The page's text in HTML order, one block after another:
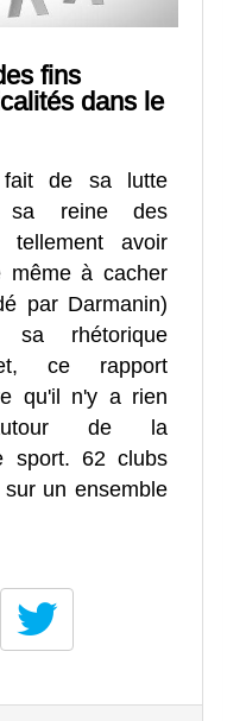
fins
dans le
fait de sa lutte
sa reine des
avoir
même à cacher
par Darmanin)
rhétorique
ce rapport
qu'il n'y a rien
de la
sport. 62 clubs
un ensemble